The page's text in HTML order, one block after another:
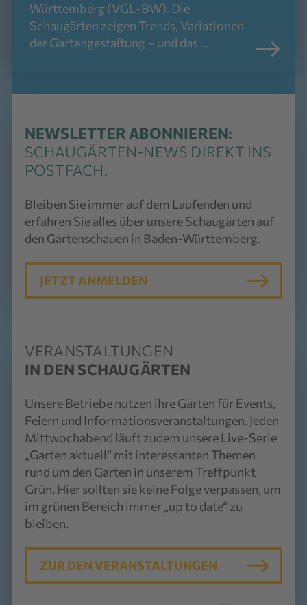
Württemberg (VGL-BW). Die
Schaugärten zeigen Trends, Variationen
der Gartengestaltung – und das ...
NEWSLETTER ABONNIEREN:
SCHAUGÄRTEN-NEWS DIREKT INS
POSTFACH.
Bleiben Sie immer auf dem Laufenden und
erfahren Sie alles über unsere Schaugärten auf
den Gartenschauen in Baden-Württemberg.
JETZT ANMELDEN
VERANSTALTUNGEN
IN DEN SCHAUGÄRTEN
Unsere Betriebe nutzen ihre Gärten für Events,
Feiern und Informationsveranstaltungen. Jeden
Mittwochabend läuft zudem unsere Live-Serie
„Garten aktuell“ mit interessanten Themen
rund um den Garten in unserem Treffpunkt
Grün. Hier sollten sie keine Folge verpassen, um
im grünen Bereich immer „up to date“ zu
bleiben.
ZUR DEN VERANSTALTUNGEN